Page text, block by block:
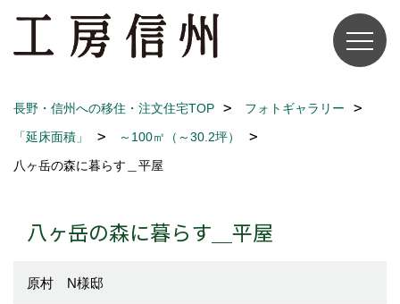
長野・信州への移住・注文住宅TOP
フォトギャラリー
「延床面積」
～100㎡（～30.2坪）
八ヶ岳の森に暮らす＿平屋
八ヶ岳の森に暮らす＿平屋
原村 N様邸